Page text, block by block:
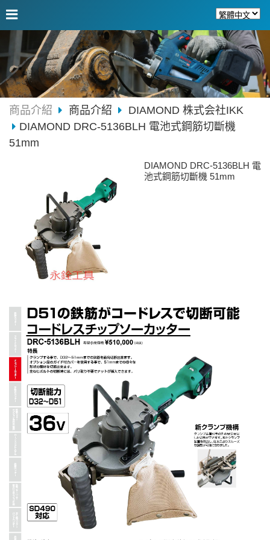
商品介紹 商品介紹
DIAMOND 株式会社IKK
DIAMOND DRC-5136BLH 電池式鋼筋切斷機
51mm
DIAMOND DRC-5136BLH 電
池式鋼筋切斷機 51mm